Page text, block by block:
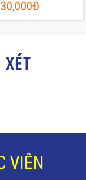
30,000Đ
VIÊN